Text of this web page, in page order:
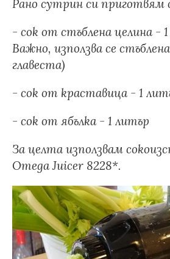
Рано сутрин си приготвям
- сок от стъблена целина -
Важно, използва се
главеста)
- сок от краставица - 1
- сок от ябълка - 1 литър
За целта използвам
Omega Juicer 8228*.